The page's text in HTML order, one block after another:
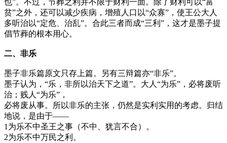
也”。不过，节葬之利并不限于财利一面。除了财利可以“富
贫”之外，还可以减少疾病，增殖人口以“众寡”，使王公大人
多听治以“定危、治乱”。合此三者而成“三利”，这才是墨子提
倡节葬的根本用心。
二、非乐
墨子非乐篇原文只存上篇。另有三辩篇亦“非乐”。
墨子认为，“乐，非所以治天下之道”。大人“为乐”，必将废听
治；贱人“为乐”，
必将废从事。所以非乐的主张，仍然是实利实用的考虑。归结
地说，是由于——
1为乐不中圣王之事 （不中、犹言不合）
。
2为乐不中万民之利。